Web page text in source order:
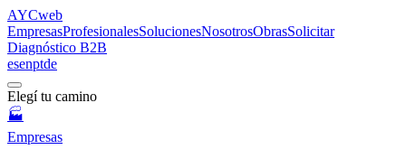
AYCweb
EmpresasProfesionalesSolucionesNosotrosObrasSolicitar
Diagnóstico B2B
esenptde
Elegí tu camino
🏭
Empresas